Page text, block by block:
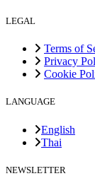
LEGAL
Terms of
Privacy
Cookie
LANGUAGE
English
Thai
NEWSLETTER